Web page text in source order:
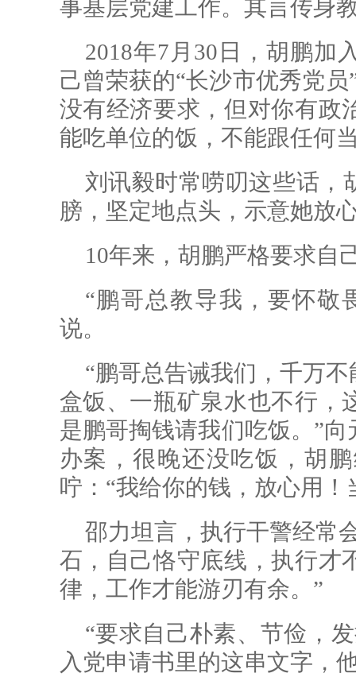
事基层党建工作。其言传身
2018年7月30日，胡鹏加
己曾荣获的“长沙市优秀党
没有经济要求，但对你有政
能吃单位的饭，不能跟任何
刘讯毅时常唠叨这些话，
膀，坚定地点头，示意她放
10年来，胡鹏严格要求自
“鹏哥总教导我，要怀敬
说。
“鹏哥总告诫我们，千万
盒饭、一瓶矿泉水也不行，
是鹏哥掏钱请我们吃饭。”
办案，很晚还没吃饭，胡
咛：“我给你的钱，放心用
邵力坦言，执行干警经常
石，自己恪守底线，执行才
律，工作才能游刃有余。”
“要求自己朴素、节俭，
入党申请书里的这串文字，